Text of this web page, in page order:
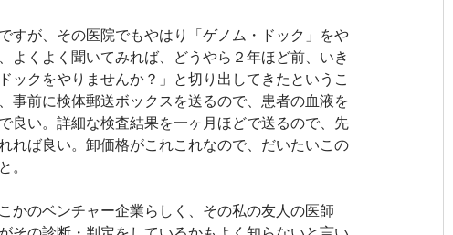
すが、その医院でもやはり「ゲノム・ドック」をや
よくよく聞いてみれば、どうやら２年ほど前、いき
ックをやりませんか？」と切り出してきたというこ
事前に検体郵送ボックスを送るので、患者の血液を
良い。詳細な検査結果を一ヶ月ほどで送るので、先
れば良い。卸価格がこれこれなので、だいたいこの
。
かのベンチャー企業らしく、その私の友人の医師